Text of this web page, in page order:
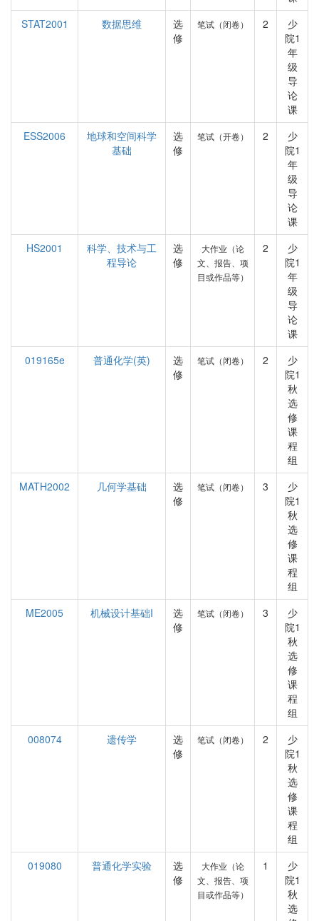
STAT2001
数据思维
选
修
笔试（闭卷） 2
少
院1
年
级
导
论
课
ESS2006
地球和空间科学
基础
选
修
笔试（开卷） 2
少
院1
年
级
导
论
课
HS2001
科学、技术与工
程导论
选
修
大作业（论
文、报告、项
目或作品等）
2
少
院1
年
级
导
论
课
019165e
普通化学(英)
选
修
笔试（闭卷） 2
少
院1
秋
选
修
课
程
组
MATH2002
几何学基础
选
修
笔试（闭卷） 3
少
院1
秋
选
修
课
程
组
ME2005
机械设计基础I
选
修
笔试（闭卷） 3
少
院1
秋
选
修
课
程
组
008074
遗传学
选
修
笔试（闭卷） 2
少
院1
秋
选
修
课
程
组
019080
普通化学实验
选
修
大作业（论
文、报告、项
目或作品等）
1
少
院1
秋
选